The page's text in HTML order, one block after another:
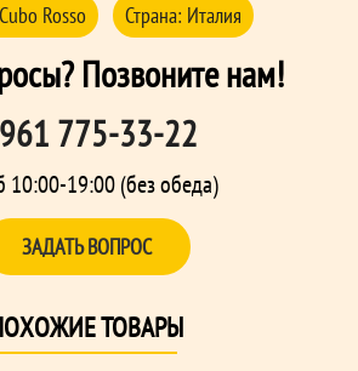
Cubo Rosso Страна: Италия
Позвоните нам!
775-33-22
10:00-19:00 (без обеда)
ЗАДАТЬ ВОПРОС
ТОВАРЫ